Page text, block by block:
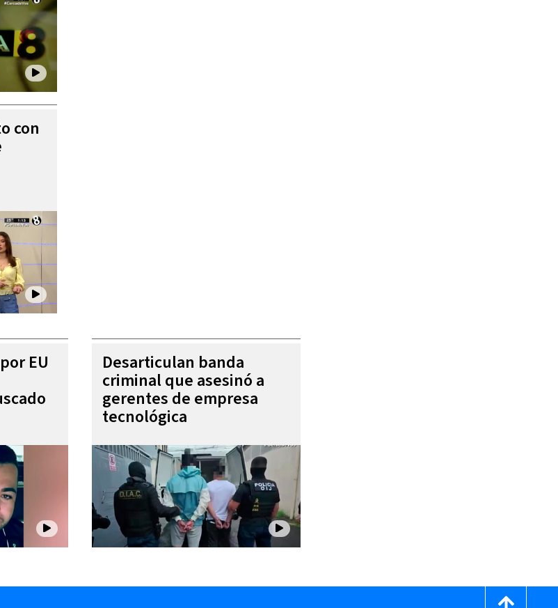
con
EU Desarticulan banda
criminal que asesinó a
gerentes de empresa
tecnológica